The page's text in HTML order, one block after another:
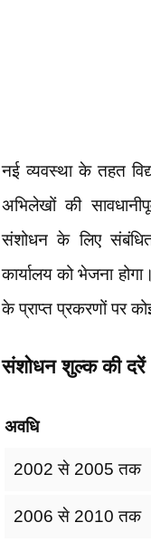
नई व्यवस्था के तहत
अभिलेखों की
संशोधन के लिए संबंधित
कार्यालय को भेजना
के प्राप्त प्रकरणों पर
संशोधन शुल्क की दरें
अवधि
2002 से 2005 तक
2006 से 2010 तक